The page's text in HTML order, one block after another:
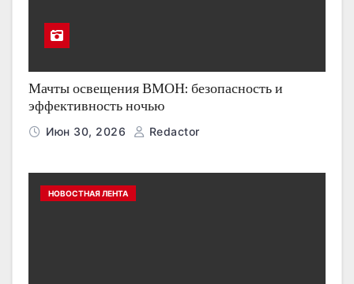
Мачты освещения ВМОН: безопасность и
эффективность ночью
Июн 30, 2026 Redactor
НОВОСТНАЯ ЛЕНТА